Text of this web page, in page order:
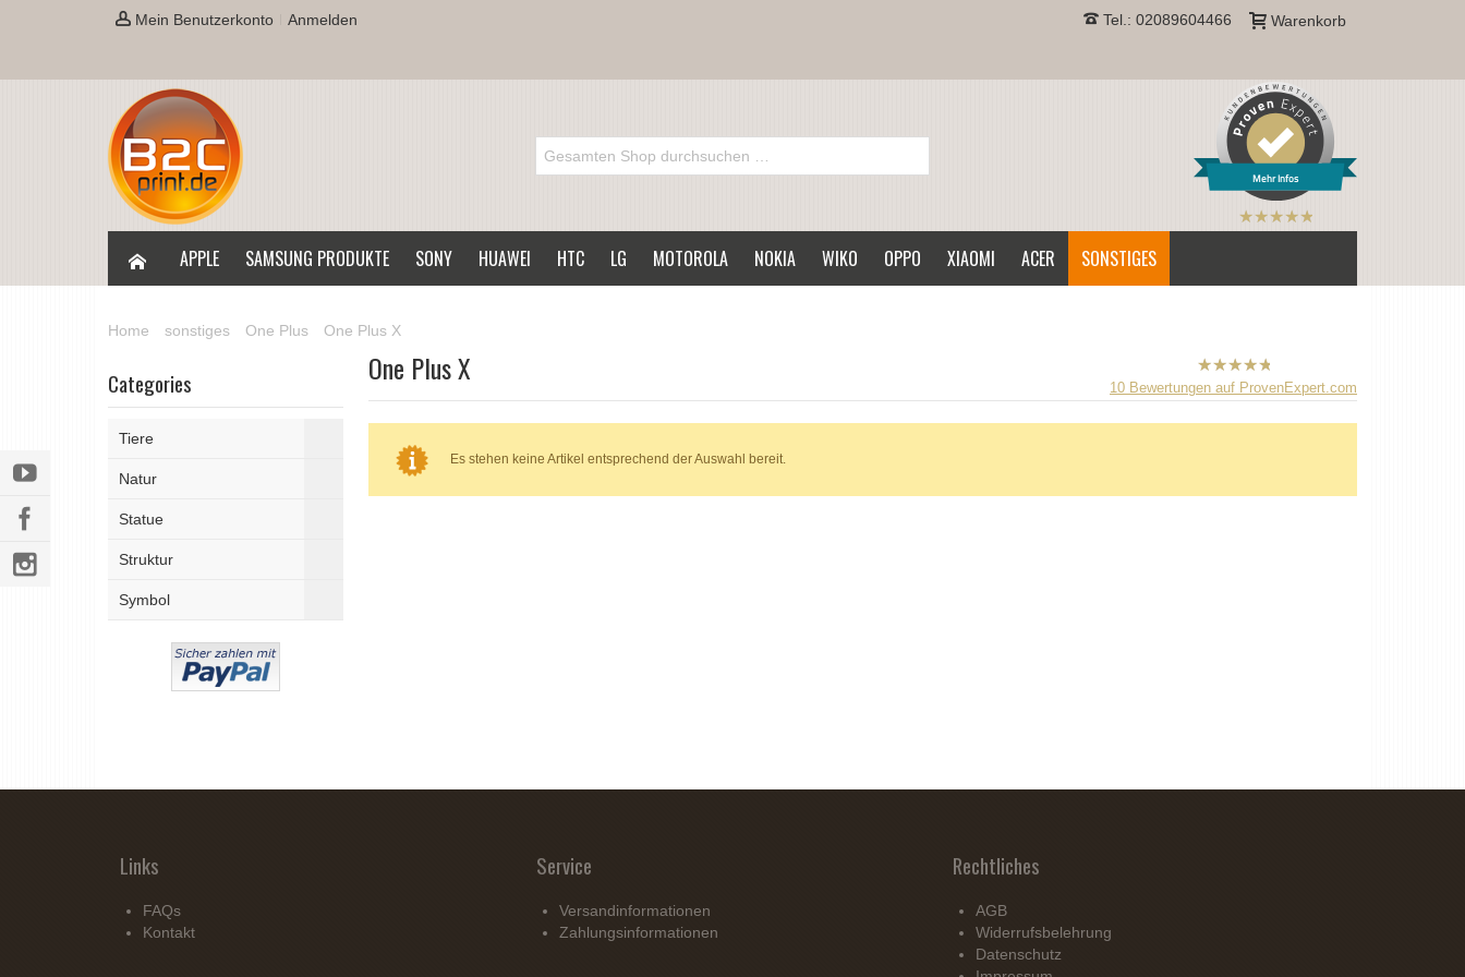
Mein Benutzerkonto Anmelden Warenkorb
Tel.: 02089604466
Mehr Infos
B2CPrint
Sternen |
APPLE SAMSUNG PRODUKTE SONY HUAWEI HTC LG MOTOROLA NOKIA WIKO OPPO XIAOMI ACER SONSTIGES
Home sonstiges One Plus One Plus X
B2CPrint
hat5von
5
10 Bewertungen auf ProvenExpert.com
One Plus X
Es stehen keine Artikel entsprechend der Auswahl bereit.
Categories
Tiere
Natur
Statue
Struktur
Symbol
Links
FAQs
Kontakt
Service
Versandinformationen
Zahlungsinformationen
Rechtliches
AGB
Widerrufsbelehrung
Datenschutz